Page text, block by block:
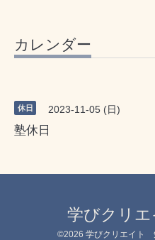
カレンダー
休日 2023-11-05 (日)
塾休日
学びクリ
©2026 学びクリエイト